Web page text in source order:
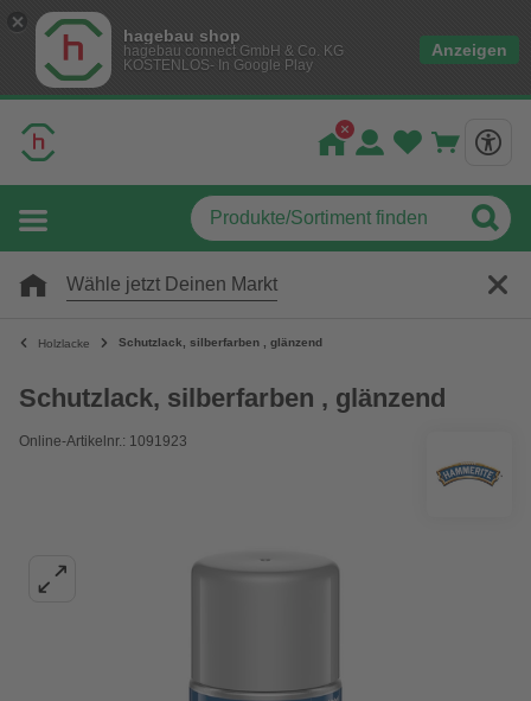
hagebau shop
hagebau connect GmbH & Co. KG
KOSTENLOS- In Google Play
Anzeigen
Wähle jetzt Deinen Markt
Holzlacke Schutzlack, silberfarben , glänzend
Schutzlack, silberfarben , glänzend
Online-Artikelnr.: 1091923